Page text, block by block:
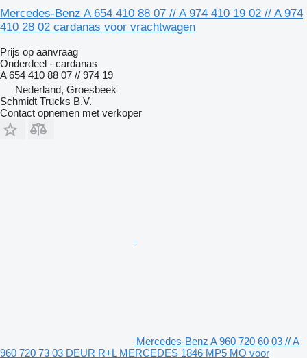
Mercedes-Benz A 654 410 88 07 // A 974 410 19 02 // A 974
410 28 02 cardanas voor vrachtwagen
Prijs op aanvraag
Onderdeel - cardanas
A 654 410 88 07 // 974 19
Nederland, Groesbeek
Schmidt Trucks B.V.
Contact opnemen met verkoper
Mercedes-Benz A 960 720 60 03 // A
960 720 73 03 DEUR R+L MERCEDES 1846 MP5 MO voor